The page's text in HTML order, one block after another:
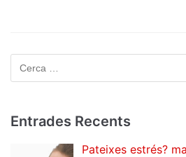
Entrades Recents
Pateixes estrés?